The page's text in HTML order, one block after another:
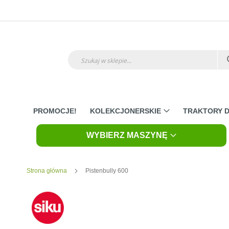
PROMOCJE! KOLEKCJONERSKIE TRAKTORY
WYBIERZ MASZYNĘ
Strona główna Pistenbully 600
the
end